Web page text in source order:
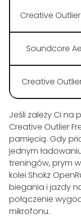
Creative
Soundcore
Creative
Jeśli zależy Ci na
Creative Outlier
pamięcią. Gdy
jednym
treningów, prym
kolei Shokz
biegania i jazdy
połączenie
mikrofonu.